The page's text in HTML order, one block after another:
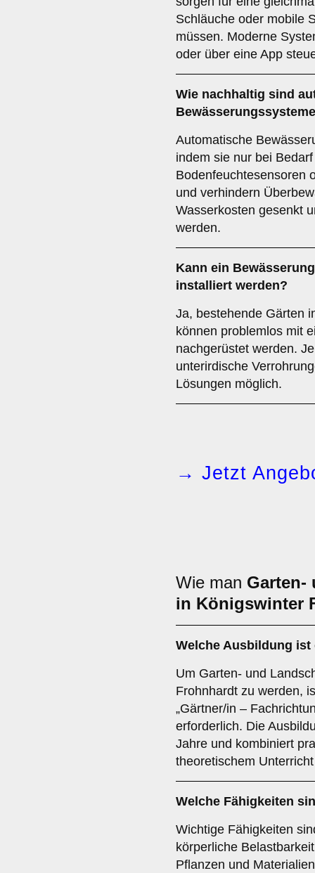
Schläuche oder mobile
müssen. Moderne
oder über eine App
Wie nachhaltig sind
Automatische
indem sie nur bei
Bodenfeuchtesensoren
und verhindern
Wasserkosten gesenkt
werden.
Kann ein
installiert werden?
Ja, bestehende Gärten
können problemlos mit
nachgerüstet werden.
unterirdische
Lösungen möglich.
→ Jetzt
Wie man Garten-
in Königswinter
Welche Ausbildung
Um Garten- und
Frohnhardt zu werden,
„Gärtner/in –
erforderlich. Die
Jahre und kombiniert
theoretischem
Welche Fähigkeiten
Wichtige Fähigkeiten
körperliche
Pflanzen und